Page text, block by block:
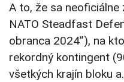
A to, že sa neoficiálne
NATO Steadfast
obranca 2024”), na
rekordný kontingent
všetkých krajín bloku